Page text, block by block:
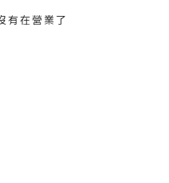
有在營業了